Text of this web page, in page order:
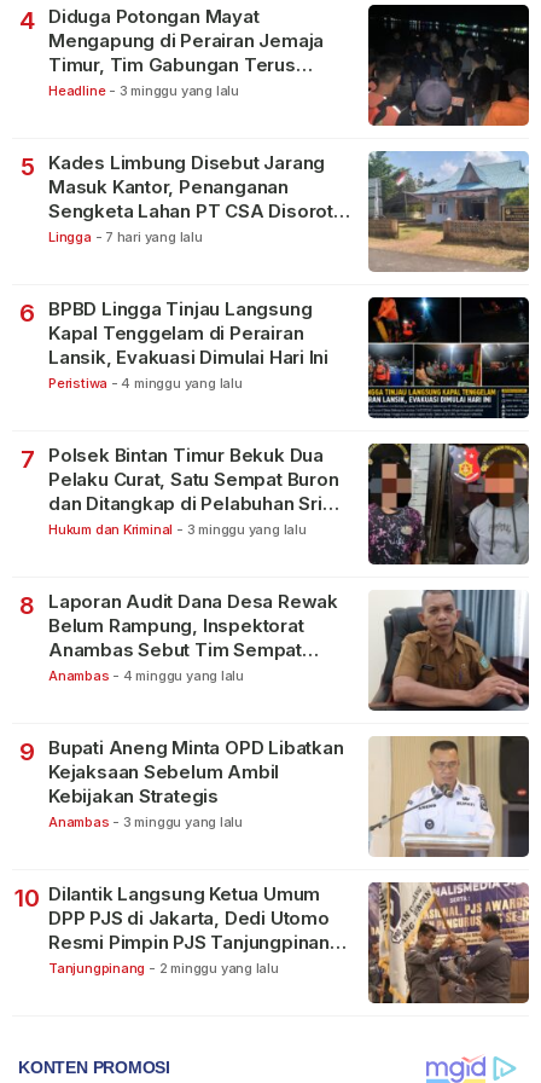
4
Diduga Potongan Mayat
Mengapung di Perairan Jemaja
Timur, Tim Gabungan Terus
Lakukan Pencarian
Headline - 3 minggu yang lalu
5
Kades Limbung Disebut Jarang
Masuk Kantor, Penanganan
Sengketa Lahan PT CSA Disorot
Warga
Lingga - 7 hari yang lalu
6
BPBD Lingga Tinjau Langsung
Kapal Tenggelam di Perairan
Lansik, Evakuasi Dimulai Hari Ini
Peristiwa - 4 minggu yang lalu
7
Polsek Bintan Timur Bekuk Dua
Pelaku Curat, Satu Sempat Buron
dan Ditangkap di Pelabuhan Sri
Bintan Pura
Hukum dan Kriminal - 3 minggu yang lalu
8
Laporan Audit Dana Desa Rewak
Belum Rampung, Inspektorat
Anambas Sebut Tim Sempat
Terbagi Tangani Kasus Lain
Anambas - 4 minggu yang lalu
9
Bupati Aneng Minta OPD Libatkan
Kejaksaan Sebelum Ambil
Kebijakan Strategis
Anambas - 3 minggu yang lalu
10 Dilantik Langsung Ketua Umum
DPP PJS di Jakarta, Dedi Utomo
Resmi Pimpin PJS Tanjungpinang-
Bintan
Tanjungpinang - 2 minggu yang lalu